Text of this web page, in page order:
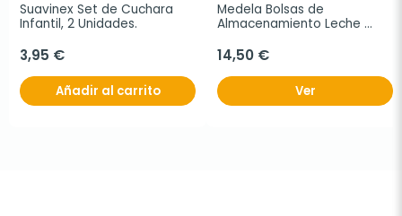
Suavinex Set de Cuchara
Infantil, 2 Unidades.
3,95 €
Añadir al carrito
Medela Bolsas de
Almacenamiento Leche
unidades
14,50 €
Ver